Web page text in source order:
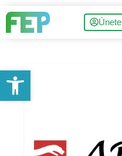
Únete
Abrir barra de herramientas